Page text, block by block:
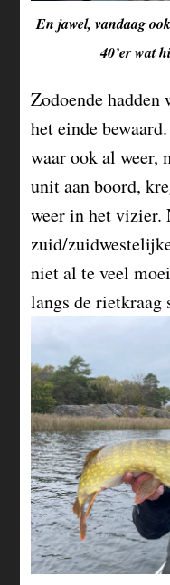
En jawel, vandaag
40’er wat
Zodoende hadden
het einde
waar ook al weer,
unit aan boord,
weer in het vizier.
zuid/
niet al te veel
langs de rietkraag